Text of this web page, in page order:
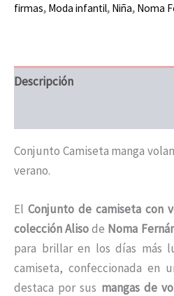
firmas, Moda infantil, Niña, Noma
Descripción
Conjunto Camiseta manga
verano.
El Conjunto de camiseta con
colección Alisode Noma
para brillar en los días más
camiseta, confeccionada en
destaca por sus mangas de